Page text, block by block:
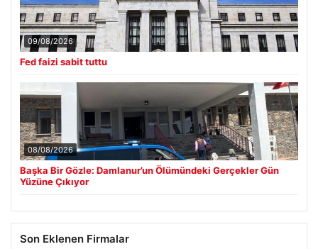
09/08/2026
Fed faizi sabit tuttu
08/08/2026
Başka Bir Gözle: Damlanur’un Ölümündeki Gerçekler Gün
Yüzüne Çıkıyor
Son Eklenen Firmalar